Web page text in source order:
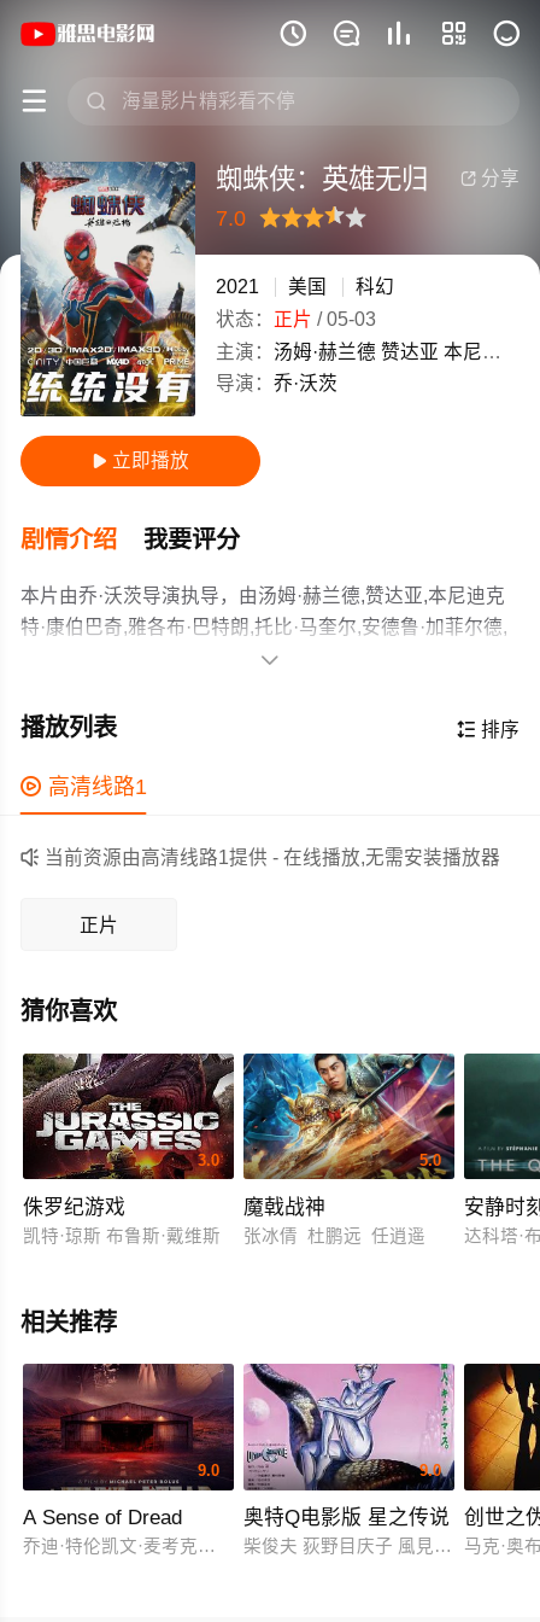
    
 
《蜘蛛侠：英雄无归》(2021)美国英语
 分享
蜘蛛侠：英雄无归
7.0
很差较差
还行推荐力荐
2021 美国
科幻
状态： 正片 /05-03
主演： 汤姆·赫兰德 赞达亚 本尼迪克特·康伯巴奇
导演： 乔·沃茨
 立即播放
剧情介绍 我要评分
本片由乔·沃茨导演执导，由汤姆·赫兰德,赞达亚,本尼迪克
特·康伯巴奇,雅各布·巴特朗,托比·马奎尔,安德鲁·加菲尔德,
玛丽莎·托梅,乔恩·费儒,本尼迪克特·王,威廉·达福,阿尔弗雷
西蒙斯,查理·考克斯,安格瑞·赖斯,托尼·雷沃罗利,宝拉·纽瑟
梅,加里·维克斯,马洛里·霍夫,里贾纳·陈婷,格伦·基奥,帕丽丝·
本杰明,朱万达斯·坎迪斯,泰勒·圣克莱尔,小豪尔赫·兰登伯
格,何塞·阿尔弗雷多·费尔南德斯,等主演，故事情节跌岩起
也标志着漫威多元宇宙的正式开启。此次，蜘蛛侠（汤姆·
联4》后再度联手打响时空混战。蜘蛛侠借助奇异博士操控
时空的能力打开了时空通道，引发了前所未见的危机。
作为一部 上映的科幻电影，在当期同类题材影片中具有一
定的看点，在演员表现和剧情架构上也都有不错的亮点，
剧情紧凑，角色塑造鲜明，适合喜欢科幻类电影的观众观

 排序
播放列表
 高清线路1
 当前资源由高清线路1提供 - 在线播放,无需安装播放器
正片
猜你喜欢
3.0
侏罗纪游戏
凯特·琼斯 布鲁斯·戴维斯
5.0
魔戟战神
张冰倩 杜鹏远 任逍遥
安静时
达科塔·
相关推荐
9.0
A Sense of Dread
乔迪·特伦凯文·麦考克尔虹膜
9.0
奥特Q电影版 星之传说
柴俊夫 荻野目庆子 風見しんご
创世之
马克·奥